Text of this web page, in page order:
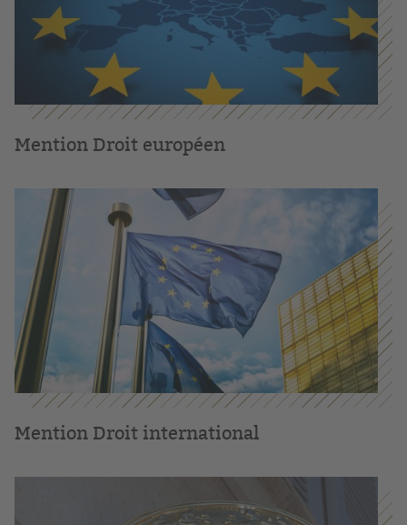
Mention Droit européen
Mention Droit international